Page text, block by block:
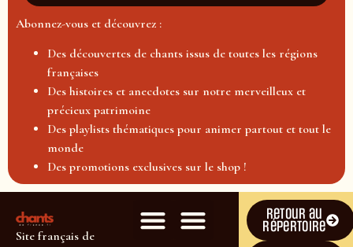
Abonnez-vous et découvrez :
Des découvertes de chants issus de toutes les régions
françaises
Des histoires et anecdotes sur notre merveilleux et
précieux patrimoine
Des playlists thématiques pour animer partout et tout le
monde
Des promotions exclusives sur le shop !
Site français de
Retour au
répertoire